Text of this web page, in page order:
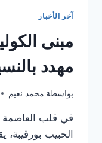
يسقط
بمرور
الزمن
آخر الأخبار
مبنى
مهدد
بواسطة محمد نعيم
في قلب العاصمة
الحبيب بورقيبة،